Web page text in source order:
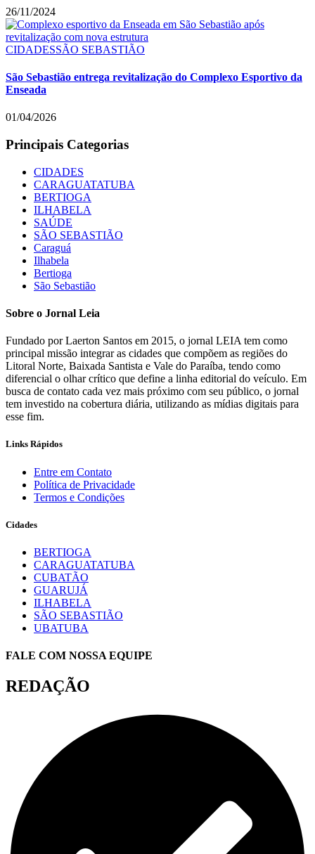
26/11/2024
CIDADESSÃO SEBASTIÃO
São Sebastião entrega revitalização do Complexo Esportivo da
Enseada
01/04/2026
Principais Categorias
CIDADES
CARAGUATATUBA
BERTIOGA
ILHABELA
SAÚDE
SÃO SEBASTIÃO
Caraguá
Ilhabela
Bertioga
São Sebastião
Sobre o Jornal Leia
Fundado por Laerton Santos em 2015, o jornal LEIA tem como
principal missão integrar as cidades que compõem as regiões do
Litoral Norte, Baixada Santista e Vale do Paraíba, tendo como
diferencial o olhar crítico que define a linha editorial do veículo. Em
busca de contato cada vez mais próximo com seu público, o jornal
tem investido na cobertura diária, utilizando as mídias digitais para
esse fim.
Links Rápidos
Entre em Contato
Política de Privacidade
Termos e Condições
Cidades
BERTIOGA
CARAGUATATUBA
CUBATÃO
GUARUJÁ
ILHABELA
SÃO SEBASTIÃO
UBATUBA
FALE COM NOSSA EQUIPE
REDAÇÃO